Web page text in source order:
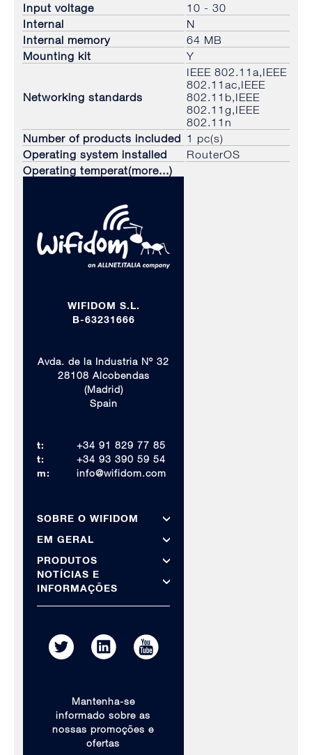
Input voltage
10 - 30
Internal
N
Internal memory
64 MB
Mounting kit
Y
Networking standards
IEEE 802.11a,IEEE
802.11ac,IEEE
802.11b,IEEE
802.11g,IEEE
802.11n
Number of products included 1 pc(s)
Operating system installed
RouterOS
Operating temperat(more...)
WIFIDOM S.L.
B-63231666
Avda. de la Industria Nº 32
28108 Alcobendas
(Madrid)
Spain
t:
+34 91 829 77 85
t:
+34 93 390 59 54
m:
info@wifidom.com
SOBRE O WIFIDOM
EM GERAL
PRODUTOS
NOTÍCIAS E
INFORMAÇÕES
Mantenha-se
informado sobre as
nossas promoções e
ofertas